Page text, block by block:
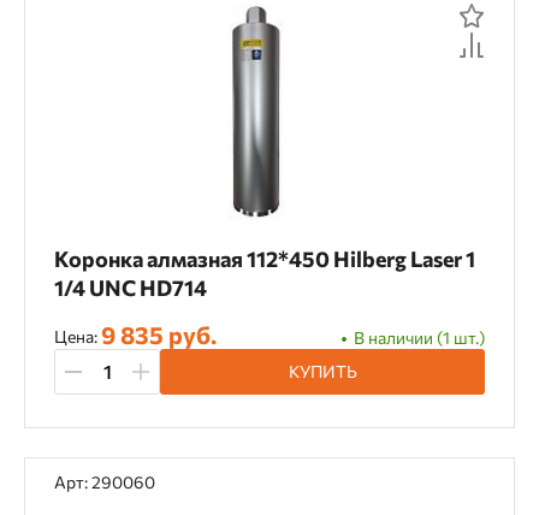
Коронка алмазная 112*450 Hilberg Laser 1
1/4 UNC HD714
Цена:9 835 руб.
В наличии (1 шт.)
КУПИТЬ
Арт: 290060